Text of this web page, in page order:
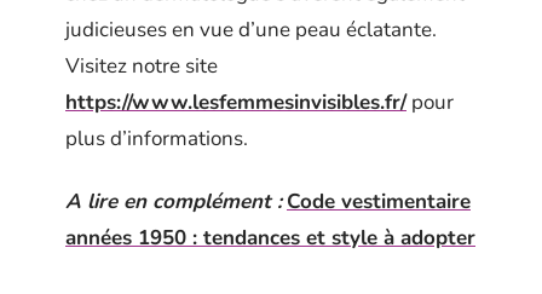
judicieuses en vue d’une peau éclatante.
Visitez notre site
https://www.lesfemmesinvisibles.fr/pour
plus d’informations.
A lire en complément : Code vestimentaire
années 1950 : tendances et style à adopter